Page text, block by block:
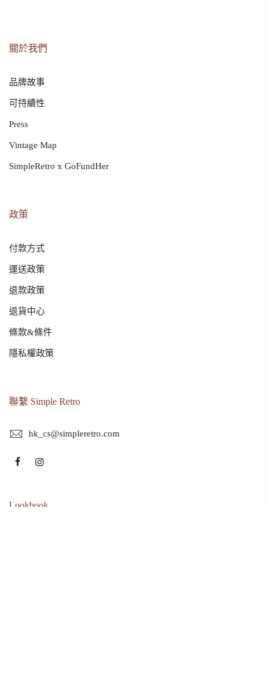
關於我們
品牌故事
可持續性
Press
Vintage Map
SimpleRetro x GoFundHer
政策
付款方式
運送政策
退款政策
退貨中心
條款&條件
隱私權政策
聯繫 Simple Retro
hk_cs@simpleretro.com
Lookbook